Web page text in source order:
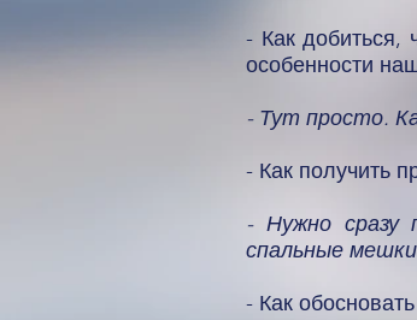
- Как добиться,
особенности
- Тут просто.
- Как получить
- Нужно сразу
спальные
- Как